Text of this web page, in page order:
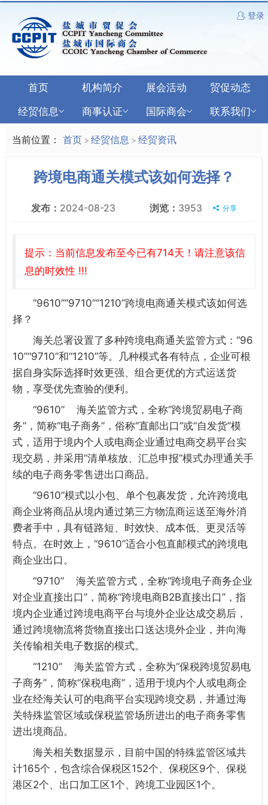
登录
首页 机构简介 展会活动
贸促动态
经贸信息
商事认证 国际商会 联系我们
当前位置： 首页 > 经贸信息 > 经贸资讯
跨境电商通关模式该如何选择？
发布： 2024-08-23 浏览： 3953 分享
提示：当前信息发布至今已有714天！请注意该信
息的时效性 !!!
“9610”“9710”“1210”跨境电商通关模式该如何选
择？
海关总署设置了多种跨境电商通关监管方式：“96
10”“9710”和“1210”等。几种模式各有特点，企业可根
据自身实际选择时效更强、组合更优的方式运送货
物，享受优先查验的便利。
“9610” 海关监管方式，全称“跨境贸易电子商
务”，简称“电子商务”，俗称“直邮出口”或“自发货”模
式，适用于境内个人或电商企业通过电商交易平台实
现交易，并采用“清单核放、汇总申报”模式办理通关手
续的电子商务零售进出口商品。
“9610”模式以小包、单个包裹发货，允许跨境电
商企业将商品从境内通过第三方物流商运送至海外消
费者手中，具有链路短、时效快、成本低、更灵活等
特点。在时效上，“9610”适合小包直邮模式的跨境电
商企业出口。
“9710” 海关监管方式，全称“跨境电子商务企业
对企业直接出口”，简称“跨境电商B2B直接出口”，指
境内企业通过跨境电商平台与境外企业达成交易后，
通过跨境物流将货物直接出口送达境外企业，并向海
关传输相关电子数据的模式。
“1210” 海关监管方式，全称为“保税跨境贸易电
子商务”，简称“保税电商”，适用于境内个人或电商企
业在经海关认可的电商平台实现跨境交易，并通过海
关特殊监管区域或保税监管场所进出的电子商务零售
进出境商品。
海关相关数据显示，目前中国的特殊监管区域共
计165个，包含综合保税区152个、保税区9个、保税
港区2个、出口加工区1个、跨境工业园区1个。